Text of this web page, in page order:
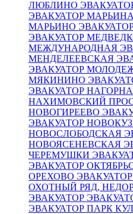
ЛЮБЛИНО
ЭВАКУАТОР
МАРЬИНО
ЭВАКУАТОР
МЕЖДУНАРОДНАЯ
МЕНДЕЛЕЕВСКАЯ
ЭВАКУАТОР
МЯКИНИНО
ЭВАКУАТОР
НАХИМОВСКИЙ
НОВОГИРЕЕВО
ЭВАКУАТОР
НОВОСЛОБОДСКАЯ
НОВОЯСЕНЕВСКАЯ
ЧЕРЕМУШКИ
ЭВАКУАТОР
ОРЕХОВО
ОХОТНЫЙ РЯД,
ЭВАКУАТОР
ЭВАКУАТОР ПАРК